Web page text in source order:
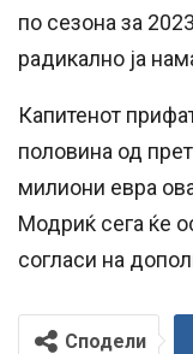
по сезона за
радикално ја
Капитенот
половина од
милиони евра
Модриќ сега ќе
согласи на
Сподели